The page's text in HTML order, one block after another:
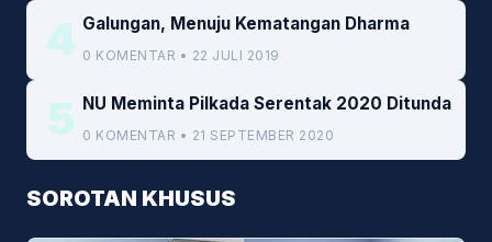
4 Galungan, Menuju Kematangan Dharma
0 KOMENTAR • 22 JULI 2019
5 NU Meminta Pilkada Serentak 2020 Ditunda
0 KOMENTAR • 21 SEPTEMBER 2020
SOROTAN KHUSUS